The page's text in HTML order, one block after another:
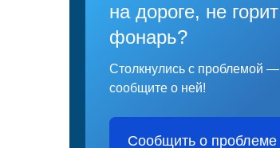
на дороге, не горит
фонарь?
Столкнулись с проблемой —
сообщите о ней!
Сообщить о проблеме